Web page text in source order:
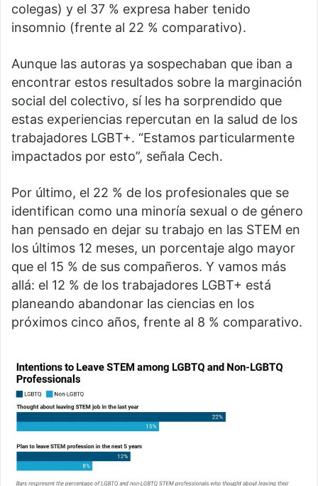
colegas) y el 37 % expresa haber tenido
insomnio (frente al 22 % comparativo).
Aunque las autoras ya sospechaban que iban a
encontrar estos resultados sobre la marginación
social del colectivo, sí les ha sorprendido que
estas experiencias repercutan en la salud de los
trabajadores LGBT+. “Estamos particularmente
impactados por esto”, señala Cech.
Por último, el 22 % de los profesionales que se
identifican como una minoría sexual o de género
han pensado en dejar su trabajo en las STEM en
los últimos 12 meses, un porcentaje algo mayor
que el 15 % de sus compañeros. Y vamos más
allá: el 12 % de los trabajadores LGBT+ está
planeando abandonar las ciencias en los
próximos cinco años, frente al 8 % comparativo.